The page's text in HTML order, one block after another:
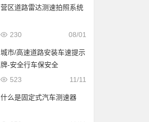
营区道路雷达测速拍照系统
08/01
230
城市/高速道路安装车速提示
牌-安全行车保安全
11/11
523
什么是固定式汽车测速器